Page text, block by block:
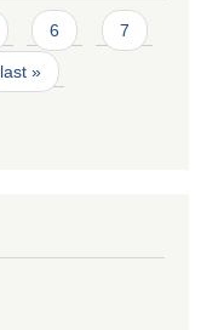
6 7
last »